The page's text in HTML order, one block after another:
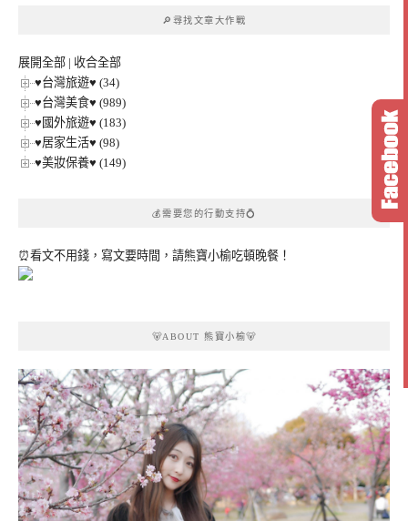
🔎尋找文章大作戰
展開全部 | 收合全部
♥台灣旅遊♥ (34)
♥台灣美食♥ (989)
♥國外旅遊♥ (183)
♥居家生活♥ (98)
♥美妝保養♥ (149)
💰需要您的行動支持💍
⏰看文不用錢，寫文要時間，請熊寶小榆吃頓晚餐！
🐻ABOUT 熊寶小榆🐻